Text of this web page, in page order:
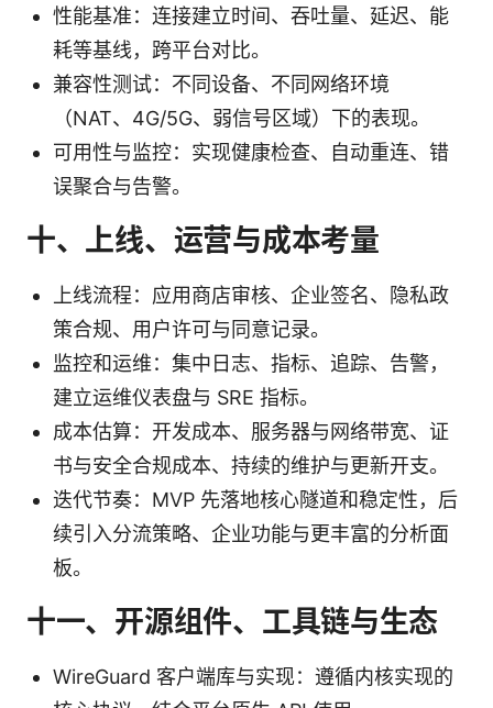
性能基准：连接建立时间、吞吐量、延迟、能
耗等基线，跨平台对比。
兼容性测试：不同设备、不同网络环境
（NAT、4G/5G、弱信号区域）下的表现。
可用性与监控：实现健康检查、自动重连、错
误聚合与告警。
十、上线、运营与成本考量
上线流程：应用商店审核、企业签名、隐私政
策合规、用户许可与同意记录。
监控和运维：集中日志、指标、追踪、告警，
建立运维仪表盘与 SRE 指标。
成本估算：开发成本、服务器与网络带宽、证
书与安全合规成本、持续的维护与更新开支。
迭代节奏：MVP 先落地核心隧道和稳定性，后
续引入分流策略、企业功能与更丰富的分析面
板。
十一、开源组件、工具链与生态
WireGuard 客户端库与实现：遵循内核实现的